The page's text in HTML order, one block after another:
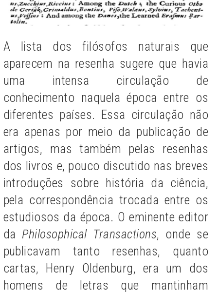
A lista dos filósofos naturais que
aparecem na resenha sugere que havia
uma intensa circulação de
conhecimento naquela época entre os
diferentes países. Essa circulação não
era apenas por meio da publicação de
artigos, mas também pelas resenhas
dos livros e, pouco discutido nas breves
introduções sobre história da ciência,
pela correspondência trocada entre os
estudiosos da época. O eminente editor
da Philosophical Transactions, onde se
publicavam tanto resenhas, quanto
cartas, Henry Oldenburg, era um dos
homens de letras que mantinham